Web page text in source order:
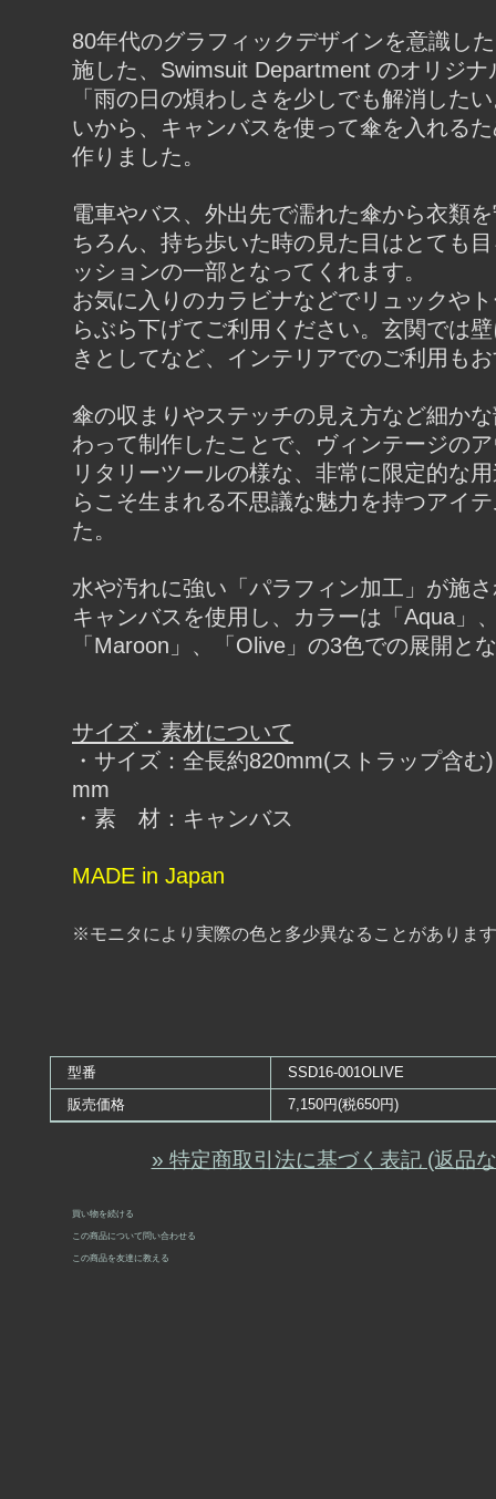
80年代のグラフィックデザインを意識し
施した、Swimsuit Department のオリジナ
「雨の日の煩わしさを少しでも解消した
いから、キャンバスを使って傘を入れる
作りました。
電車やバス、外出先で濡れた傘から衣類
ちろん、持ち歩いた時の見た目はとても
ッションの一部となってくれます。
お気に入りのカラビナなどでリュックや
らぶら下げてご利用ください。玄関では
きとしてなど、インテリアでのご利用も
傘の収まりやステッチの見え方など細か
わって制作したことで、ヴィンテージの
リタリーツールの様な、非常に限定的な
らこそ生まれる不思議な魅力を持つアイ
た。
水や汚れに強い「パラフィン加工」が施
キャンバスを使用し、カラーは「Aqua」
「Maroon」、「Olive」の3色での展開と
サイズ・素材について
・サイズ：全長約820mm(ストラップ含む
mm
・素 材：キャンバス
MADE in Japan
※モニタにより実際の色と多少異なることがありま
型番
SSD16-001OLIVE
販売価格
7,150円(税650円)
» 特定商取引法に基づく表記 (返品
買い物を続ける
この商品について問い合わせる
この商品を友達に教える